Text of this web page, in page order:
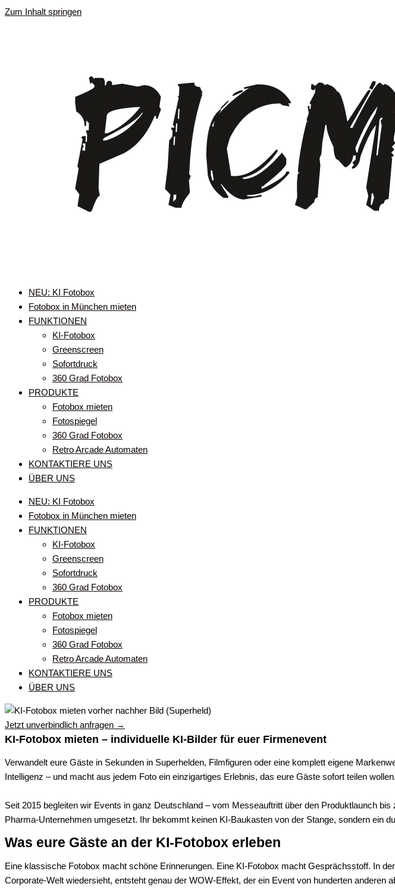
Zum Inhalt springen
NEU: KI Fotobox
Fotobox in München mieten
FUNKTIONEN
KI-Fotobox
Greenscreen
Sofortdruck
360 Grad Fotobox
PRODUKTE
Fotobox mieten
Fotospiegel
360 Grad Fotobox
Retro Arcade Automaten
KONTAKTIERE UNS
ÜBER UNS
NEU: KI Fotobox
Fotobox in München mieten
FUNKTIONEN
KI-Fotobox
Greenscreen
Sofortdruck
360 Grad Fotobox
PRODUKTE
Fotobox mieten
Fotospiegel
360 Grad Fotobox
Retro Arcade Automaten
KONTAKTIERE UNS
ÜBER UNS
Jetzt unverbindlich anfragen →
KI-Fotobox mieten – individuelle KI-Bilder für euer Firmenevent
Verwandelt eure Gäste in Sekunden in Superhelden, Filmfiguren oder eine komplett eigene
Intelligenz – und macht aus jedem Foto ein einzigartiges Erlebnis, das eure Gäste sofort teilen wollen.
Seit 2015 begleiten wir Events in ganz Deutschland – vom Messeauftritt über den Produktlaunch
Pharma-Unternehmen umgesetzt. Ihr bekommt keinen KI-Baukasten von der Stange, sondern ein
Was eure Gäste an der KI-Fotobox erleben
Eine klassische Fotobox macht schöne Erinnerungen. Eine KI-Fotobox macht Gesprächsstoff. In
Corporate-Welt wiedersieht, entsteht genau der WOW-Effekt, der ein Event von hunderten anderen